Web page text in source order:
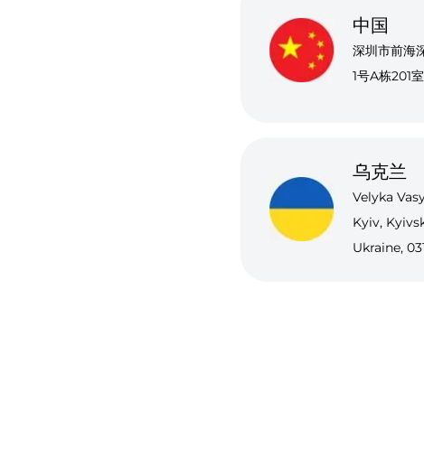
中国
深圳市前海
1号A栋201室
乌克兰
Velyka
Kyiv,
Ukraine,